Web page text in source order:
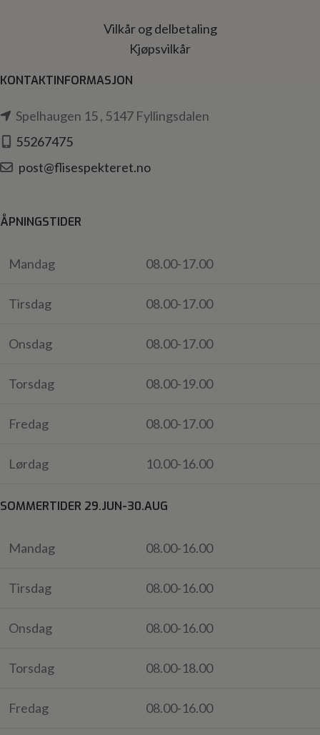
Vilkår og delbetaling
Kjøpsvilkår
KONTAKTINFORMASJON
Spelhaugen 15 , 5147 Fyllingsdalen
55267475
post@flisespekteret.no
ÅPNINGSTIDER
Mandag 08.00-17.00
Tirsdag 08.00-17.00
Onsdag 08.00-17.00
Torsdag 08.00-19.00
Fredag 08.00-17.00
Lørdag 10.00-16.00
SOMMERTIDER 29.JUN-30.AUG
Mandag 08.00-16.00
Tirsdag 08.00-16.00
Onsdag 08.00-16.00
Torsdag 08.00-18.00
Fredag 08.00-16.00